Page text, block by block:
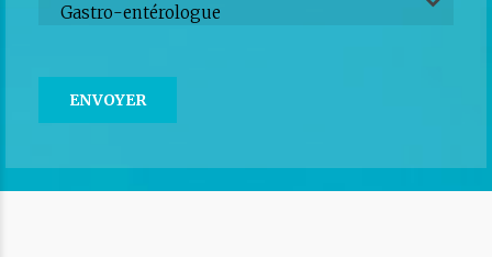
Gastro-entérologue